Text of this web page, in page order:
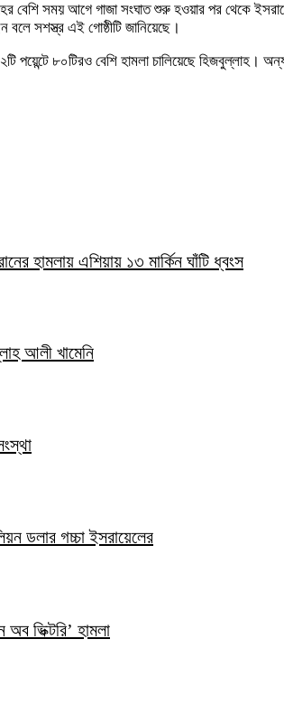
বেশি সময় আগে গাজা সংঘাত শুরু হওয়ার পর থেকে
সশস্ত্র এই গোষ্ঠীটি জানিয়েছে।
পয়েন্টে ৮০টিরও বেশি হামলা চালিয়েছে হিজবুল্লাহ।
হামলায় এশিয়ায় ১৩ মার্কিন ঘাঁটি ধ্বংস
আলী খামেনি
ডলার গচ্চা ইসরায়েলের
অব ভিক্টরি’ হামলা